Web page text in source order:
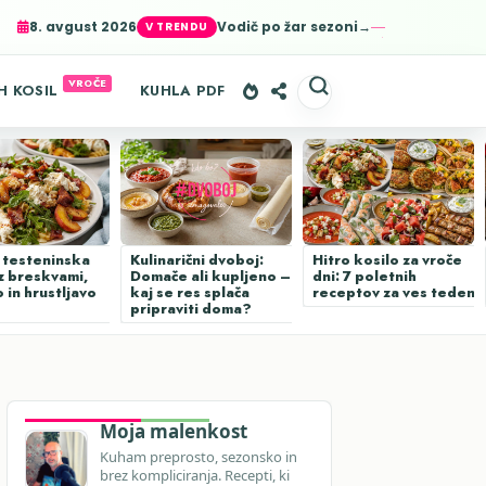
8. avgust 2026 Vodič po žar sezoni→
KOSIL KUHLA PDF
testeninska
breskvami,
in hrustljavo
Kulinarični dvoboj:
Domače ali kupljeno –
kaj se res splača
pripraviti doma?
Hitro kosilo za vroče
dni: 7 poletnih
receptov za ves teden
Moja malenkost
Kuham preprosto, sezonsko in
brez kompliciranja. Recepti, ki
agent
usage
LEARN MORE GOT IT